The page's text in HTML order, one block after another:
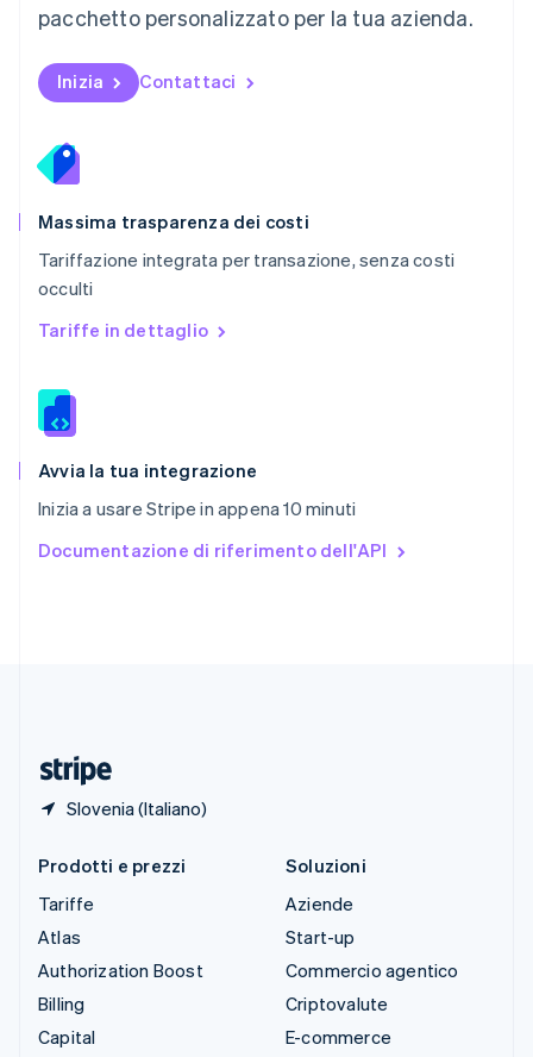
pacchetto personalizzato per la tua azienda.
Inizia Contattaci
Massima trasparenza dei costi
Tariffazione integrata per transazione, senza costi
occulti
Tariffe in dettaglio
Avvia la tua integrazione
Inizia a usare Stripe in appena 10 minuti
Documentazione di riferimento dell'API
Slovenia (Italiano)
NederlandsEnglish
English
Portogallo
RAS di Hong Kong, Cina
English
English
English
Romania
English
Slovacchia
Slovenia
English Italiano
EspañolEnglish
English Español 简体中文
Prodotti e prezzi
Tariffe
Atlas
Authorization Boost
Billing
Capital
Soluzioni
Aziende
Start-up
Commercio agentico
Criptovalute
E-commerce